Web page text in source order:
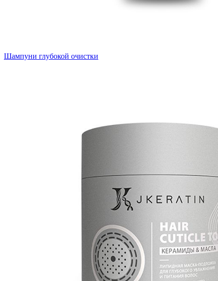
Шампуни глубокой очистки